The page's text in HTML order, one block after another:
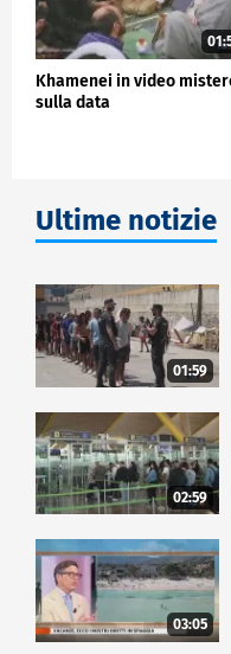
Khamenei in video
sulla data
Ultime notizie
01:59
02:59
03:05